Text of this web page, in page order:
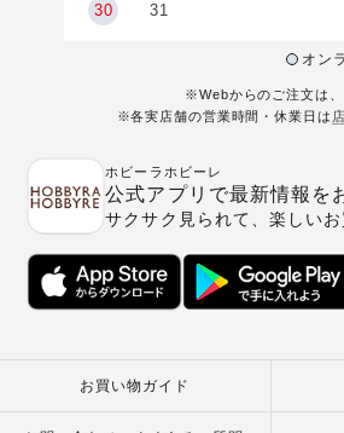
30 31
オン
※Webからのご注文は
※各実店舗の営業時間・休業日は
ホビーラホビーレ
公式アプリで最新情報を
サクサク見られて、楽しいお
お買い物ガイド